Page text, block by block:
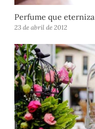
Perfume que eterniza
23 de abril de 2012